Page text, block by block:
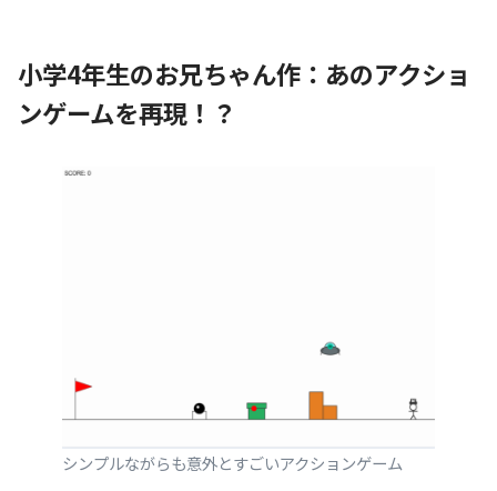
小学4年生のお兄ちゃん作：あのアクショ
ンゲームを再現！？
シンプルながらも意外とすごいアクションゲーム